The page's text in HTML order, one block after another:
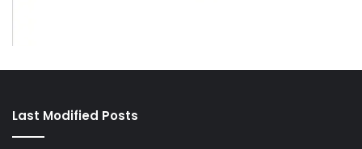
Last Modified Posts